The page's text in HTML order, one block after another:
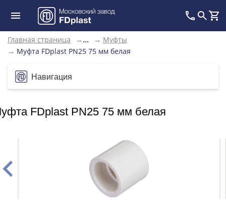
Главная страница → ... → Муфты
→ Муфта FDplast PN25 75 мм белая
Навигация
FDplast PN25 75 мм белая